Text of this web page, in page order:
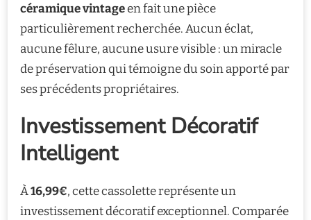
céramique vintageen fait une pièce
particulièrement recherchée. Aucun éclat,
aucune fêlure, aucune usure visible : un miracle
de préservation qui témoigne du soin apporté par
ses précédents propriétaires.
Investissement Décoratif
Intelligent
À16,99€, cette cassolette représente un
investissement décoratif exceptionnel. Comparée